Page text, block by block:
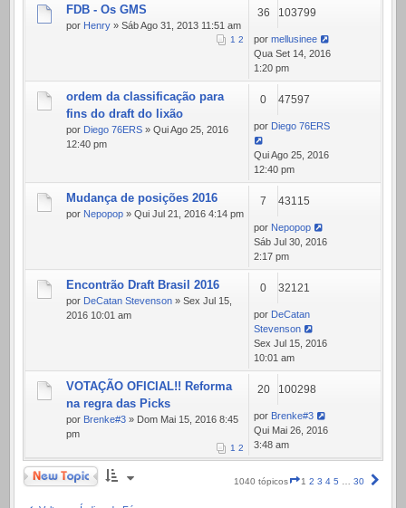
FDB - Os GMS
por Henry » Sáb Ago 31, 2013 11:51 am
1 2
36 103799
por mellusinee
Qua Set 14, 2016
1:20 pm
ordem da classificação para
fins do draft do lixão
por Diego 76ERS » Qui Ago 25, 2016
12:40 pm
0 47597
por Diego 76ERS
Qui Ago 25, 2016
12:40 pm
Mudança de posições 2016
por Nepopop » Qui Jul 21, 2016 4:14 pm
7 43115
por Nepopop
Sáb Jul 30, 2016
2:17 pm
Encontrão Draft Brasil 2016
por DeCatan Stevenson » Sex Jul 15,
2016 10:01 am
0 32121
por DeCatan
Stevenson
Sex Jul 15, 2016
10:01 am
VOTAÇÃO OFICIAL!! Reforma
na regra das Picks
por Brenke#3 » Dom Mai 15, 2016 8:45
pm
1 2
20 100298
por Brenke#3
Qui Mai 26, 2016
3:48 am
Novo Tópico
1040 tópicos
Página
1 2 3 4 5 … 30